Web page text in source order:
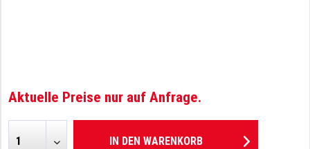
Aktuelle Preise nur auf Anfrage.
IN DEN WARENKORB